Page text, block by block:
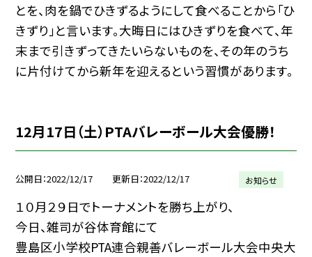
とを、肉を鍋でひきずるようにして食べることから「ひ
きずり」と言います。大晦日にはひきずりを食べて、年
末まで引きずってきたいらないものを、その年のうち
に片付けてから新年を迎えるという習慣があります。
12月17日（土）PTAバレーボール大会優勝！
公開日 2022/12/17 更新日 2022/12/17 お知らせ
１０月２９日でトーナメントを勝ち上がり、
今日、雑司が谷体育館にて
豊島区小学校PTA連合親善バレーボール大会中央大